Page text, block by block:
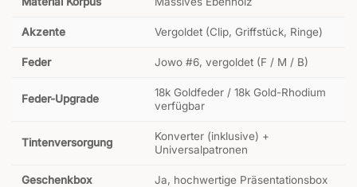
Akzente Vergoldet (Clip, Griffstück, Ringe)
Feder Jowo #6, vergoldet (F / M / B)
Feder-Upgrade
18k Goldfeder / 18k Gold-Rhodium
verfügbar
Tintenversorgung
Konverter (inklusive) +
Universalpatronen
Geschenkbox Ja, hochwertige Präsentationsbox